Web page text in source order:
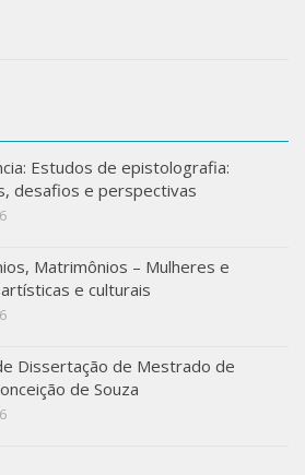
Estudos de epistolografia:
desafios e perspectivas
Matrimônios – Mulheres e
e culturais
Dissertação de Mestrado de
de Souza